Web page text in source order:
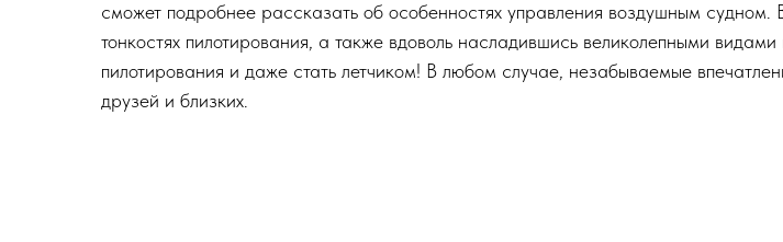
сможет подробнее рассказать об особенностях управления воздушным
тонкостях пилотирования, а также вдоволь насладившись великолепными
пилотирования и даже стать летчиком! В любом случае, незабываемые
друзей и близких.